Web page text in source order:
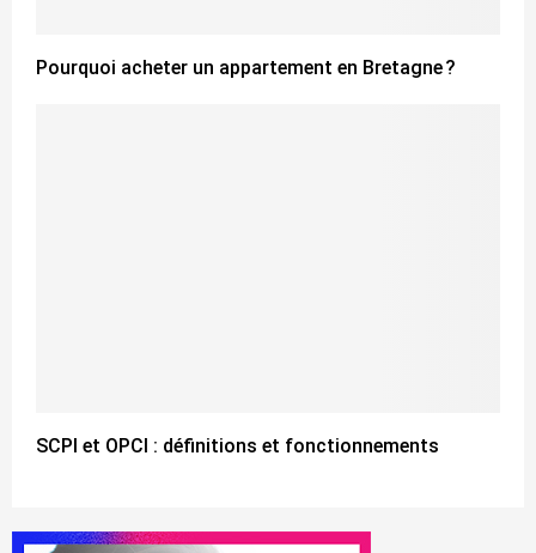
Pourquoi acheter un appartement en Bretagne ?
SCPI et OPCI : définitions et fonctionnements